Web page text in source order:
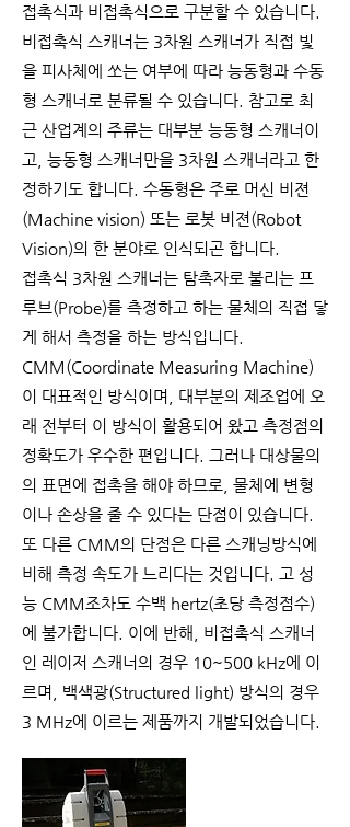
접촉식과 비접촉식으로 구분할 수 있습니다.
비접촉식 스캐너는 3차원 스캐너가 직접 빛
을 피사체에 쏘는 여부에 따라 능동형과 수동
형 스캐너로 분류될 수 있습니다. 참고로 최
근 산업계의 주류는 대부분 능동형 스캐너이
고, 능동형 스캐너만을 3차원 스캐너라고 한
정하기도 합니다. 수동형은 주로 머신 비젼
(Machine vision) 또는 로봇 비젼(Robot
Vision)의 한 분야로 인식되곤 합니다.
접촉식 3차원 스캐너는 탐촉자로 불리는 프
루브(Probe)를 측정하고 하는 물체의 직접 닿
게 해서 측정을 하는 방식입니다.
CMM(Coordinate Measuring Machine)
이 대표적인 방식이며, 대부분의 제조업에 오
래 전부터 이 방식이 활용되어 왔고 측정점의
정확도가 우수한 편입니다. 그러나 대상물의
의 표면에 접촉을 해야 하므로, 물체에 변형
이나 손상을 줄 수 있다는 단점이 있습니다.
또 다른 CMM의 단점은 다른 스캐닝방식에
비해 측정 속도가 느리다는 것입니다. 고 성
능 CMM조차도 수백 hertz(초당 측정점수)
에 불가합니다. 이에 반해, 비접촉식 스캐너
인 레이저 스캐너의 경우 10~500 kHz에 이
르며, 백색광(Structured light) 방식의 경우
3 MHz에 이르는 제품까지 개발되었습니다.